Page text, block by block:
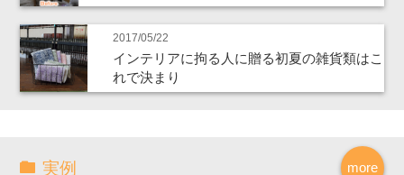
2017/05/22
インテリアに拘る人に贈る初夏の雑貨類はこ
れで決まり
more
実例